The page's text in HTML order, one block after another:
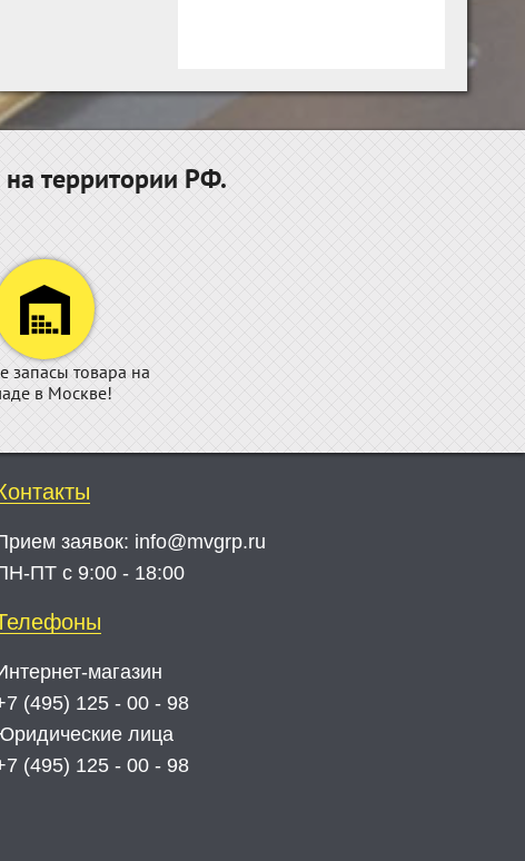
территории РФ.
запасы товара на
в Москве!
заявок: info@mvgrp.ru
ПТ с 9:00 - 18:00
магазин
(495) 125 - 00 - 98
лица
(495) 125 - 00 - 98